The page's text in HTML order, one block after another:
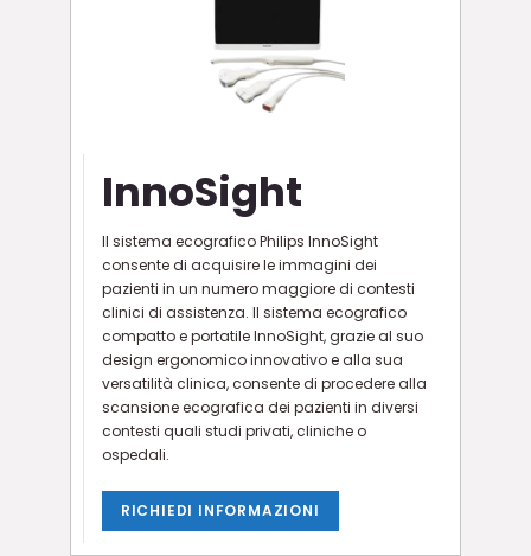
InnoSight
Il sistema ecografico Philips InnoSight
consente di acquisire le immagini dei
pazienti in un numero maggiore di contesti
clinici di assistenza. Il sistema ecografico
compatto e portatile InnoSight, grazie al suo
design ergonomico innovativo e alla sua
versatilità clinica, consente di procedere alla
scansione ecografica dei pazienti in diversi
contesti quali studi privati, cliniche o
ospedali.
RICHIEDI INFORMAZIONI